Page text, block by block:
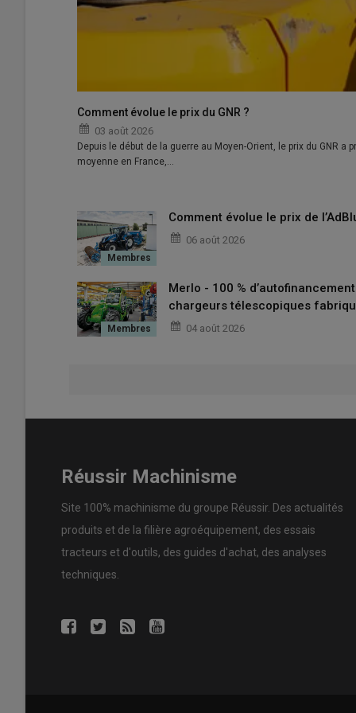
ComfortClutch permettant de changer de vitesse sans
(moteur, cabine, ponts et transmission) sont produits
Deutz-Fahr - La gamme de
Comment évolue le prix du GNR ?
03 août 2026
Depuis le début de la guerre au Moyen-Orient, le prix du GNR a
moyenne en France,…
Comment évolue le prix de
06 août 2026
Merlo - 100 %
chargeurs télescopiques
04 août 2026
Réussir Machinisme
Site 100% machinisme du groupe Réussir. Des actualités
produits et de la filière agroéquipement, des essais
tracteurs et d'outils, des guides d'achat, des analyses
techniques.